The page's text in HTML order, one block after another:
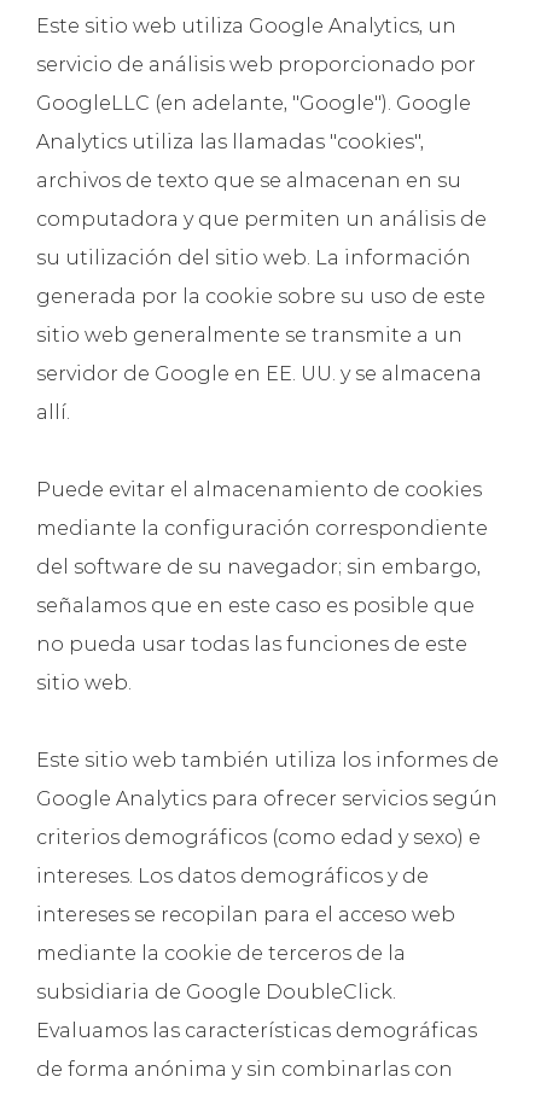
Este sitio web utiliza Google Analytics, un
servicio de análisis web proporcionado por
GoogleLLC (en adelante, "Google"). Google
Analytics utiliza las llamadas "cookies",
archivos de texto que se almacenan en su
computadora y que permiten un análisis de
su utilización del sitio web. La información
generada por la cookie sobre su uso de este
sitio web generalmente se transmite a un
servidor de Google en EE. UU. y se almacena
allí.
Puede evitar el almacenamiento de cookies
mediante la configuración correspondiente
del software de su navegador; sin embargo,
señalamos que en este caso es posible que
no pueda usar todas las funciones de este
sitio web.
Este sitio web también utiliza los informes de
Google Analytics para ofrecer servicios según
criterios demográficos (como edad y sexo) e
intereses. Los datos demográficos y de
intereses se recopilan para el acceso web
mediante la cookie de terceros de la
subsidiaria de Google DoubleClick.
Evaluamos las características demográficas
de forma anónima y sin combinarlas con